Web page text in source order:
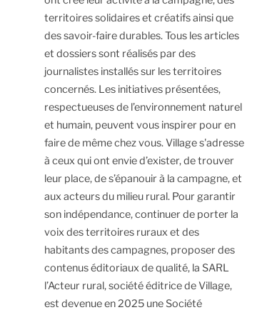
territoires solidaires et créatifs ainsi que
des savoir-faire durables.Tous les articles
et dossiers sont réalisés par des
journalistes installés sur les territoires
concernés. Les initiatives présentées,
respectueuses de l’environnement naturel
et humain, peuvent vous inspirer pour en
faire de même chez vous.Village s'adresse
à ceux qui ont envie d’exister, de trouver
leur place, de s’épanouir à la campagne, et
aux acteurs du milieu rural. Pour garantir
son indépendance, continuer de porter la
voix des territoires ruraux et des
habitants des campagnes, proposer des
contenus éditoriaux de qualité, la SARL
l’Acteur rural, société éditrice de Village,
est devenue en 2025 une Société